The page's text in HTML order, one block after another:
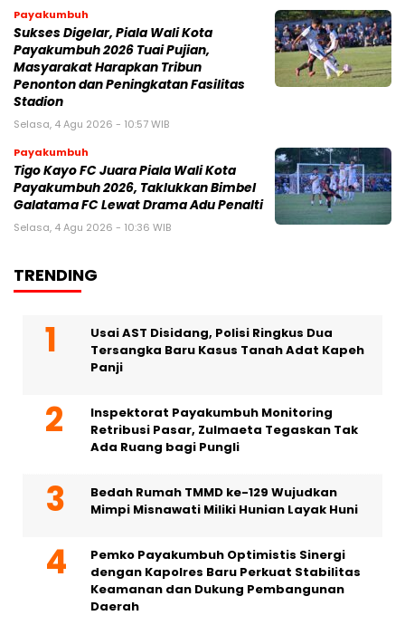
Payakumbuh
Sukses Digelar, Piala Wali Kota
Payakumbuh 2026 Tuai Pujian,
Masyarakat Harapkan Tribun
Penonton dan Peningkatan Fasilitas
Stadion
Selasa, 4 Agu 2026 - 10:57 WIB
Payakumbuh
Tigo Kayo FC Juara Piala Wali Kota
Payakumbuh 2026, Taklukkan Bimbel
Galatama FC Lewat Drama Adu Penalti
Selasa, 4 Agu 2026 - 10:36 WIB
TRENDING
Usai AST Disidang, Polisi Ringkus Dua
Tersangka Baru Kasus Tanah Adat Kapeh
Panji
Inspektorat Payakumbuh Monitoring
Retribusi Pasar, Zulmaeta Tegaskan Tak
Ada Ruang bagi Pungli
Bedah Rumah TMMD ke-129 Wujudkan
Mimpi Misnawati Miliki Hunian Layak Huni
Pemko Payakumbuh Optimistis Sinergi
dengan Kapolres Baru Perkuat Stabilitas
Keamanan dan Dukung Pembangunan
Daerah